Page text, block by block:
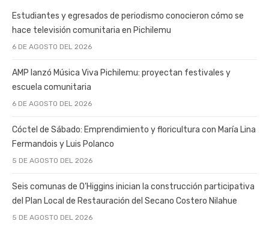
Estudiantes y egresados de periodismo conocieron cómo se
hace televisión comunitaria en Pichilemu
6 DE AGOSTO DEL 2026
AMP lanzó Música Viva Pichilemu: proyectan festivales y
escuela comunitaria
6 DE AGOSTO DEL 2026
Cóctel de Sábado: Emprendimiento y floricultura con María Lina
Fermandois y Luis Polanco
5 DE AGOSTO DEL 2026
Seis comunas de O’Higgins inician la construcción participativa
del Plan Local de Restauración del Secano Costero Nilahue
5 DE AGOSTO DEL 2026